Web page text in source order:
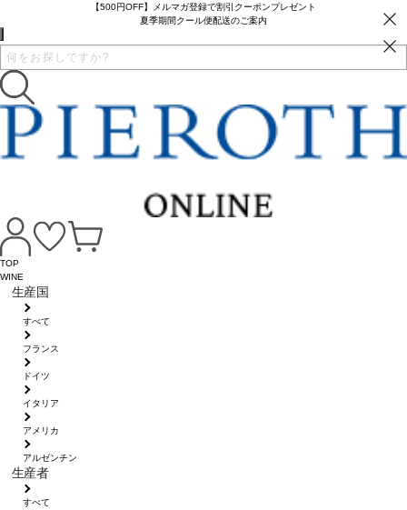
【500円OFF】メルマガ登録で割引クーポンプレゼント
夏季期間クール便配送のご案内
TOP
WINE
生産国
すべて
フランス
ドイツ
イタリア
アメリカ
アルゼンチン
生産者
すべて